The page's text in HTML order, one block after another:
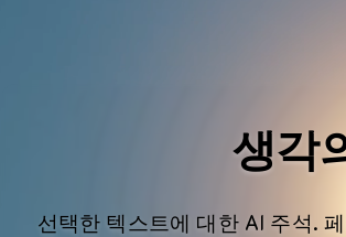
생각
선택한 텍스트에 대한 AI 주석.